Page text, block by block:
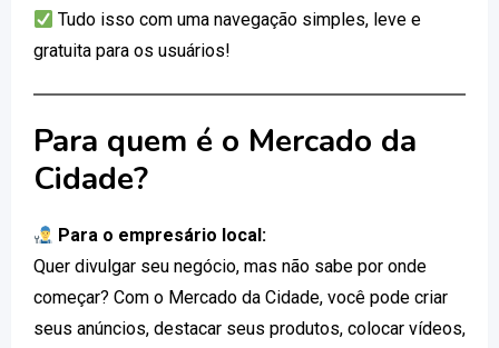
Tudo isso com uma navegação simples, leve e
gratuita para os usuários!
Para quem é o Mercado da
Cidade?
Para o empresário local:
Quer divulgar seu negócio, mas não sabe por onde
começar? Com o Mercado da Cidade, você pode criar
seus anúncios, destacar seus produtos, colocar vídeos,